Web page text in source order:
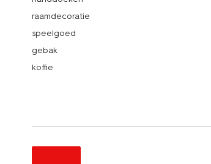
raamdecoratie
speelgoed
gebak
koffie